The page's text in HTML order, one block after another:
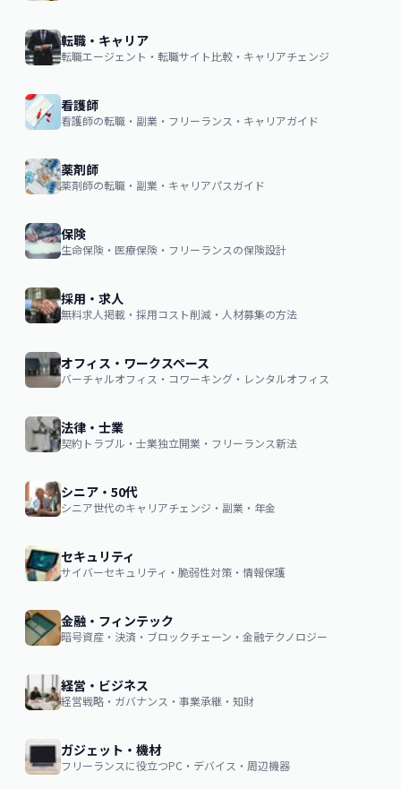
転職・キャリア
転職エージェント・転職サイト比較・キャリアチェンジ
看護師
看護師の転職・副業・フリーランス・キャリアガイド
薬剤師
薬剤師の転職・副業・キャリアパスガイド
保険
生命保険・医療保険・フリーランスの保険設計
採用・求人
無料求人掲載・採用コスト削減・人材募集の方法
オフィス・ワークスペース
バーチャルオフィス・コワーキング・レンタルオフィス
法律・士業
契約トラブル・士業独立開業・フリーランス新法
シニア・50代
シニア世代のキャリアチェンジ・副業・年金
セキュリティ
サイバーセキュリティ・脆弱性対策・情報保護
金融・フィンテック
暗号資産・決済・ブロックチェーン・金融テクノロジー
経営・ビジネス
経営戦略・ガバナンス・事業承継・知財
ガジェット・機材
フリーランスに役立つPC・デバイス・周辺機器